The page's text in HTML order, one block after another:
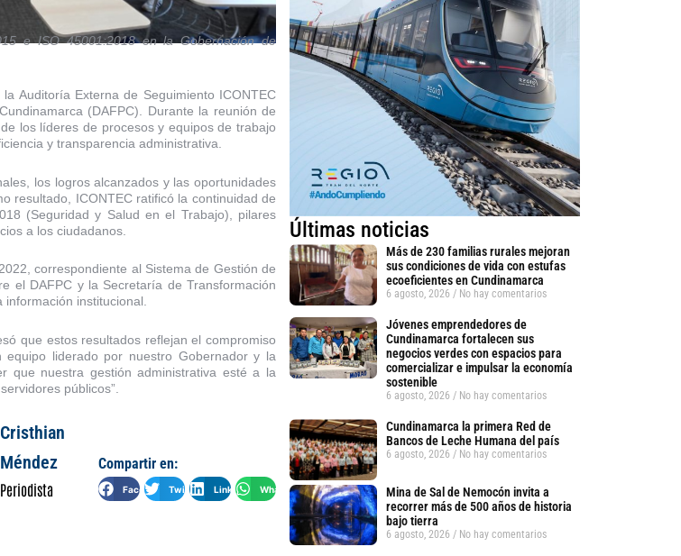
e ISO 45001:2018 en la Gobernación de
Auditoría Externa de Seguimiento ICONTEC
(DAFPC). Durante la reunión de
los líderes de procesos y equipos de trabajo
y transparencia administrativa.
los logros alcanzados y las oportunidades
resultado, ICONTEC ratificó la continuidad de
(Seguridad y Salud en el Trabajo), pilares
a los ciudadanos.
correspondiente al Sistema de Gestión de
el DAFPC y la Secretaría de Transformación
información institucional.
que estos resultados reflejan el compromiso
liderado por nuestro Gobernador y la
que nuestra gestión administrativa esté a la
públicos”.
Cristhian
Méndez
Periodista
Compartir en:
Facebook Twitter LinkedIn WhatsApp
Últimas noticias
Más de 230 familias rurales mejoran
sus condiciones de vida con estufas
ecoeficientes en Cundinamarca
6 agosto, 2026 No hay comentarios
Jóvenes emprendedores de
Cundinamarca fortalecen sus
negocios verdes con espacios para
comercializar e impulsar la economía
sostenible
6 agosto, 2026 No hay comentarios
Cundinamarca la primera Red de
Bancos de Leche Humana del país
6 agosto, 2026 No hay comentarios
Mina de Sal de Nemocón invita a
recorrer más de 500 años de historia
bajo tierra
6 agosto, 2026 No hay comentarios